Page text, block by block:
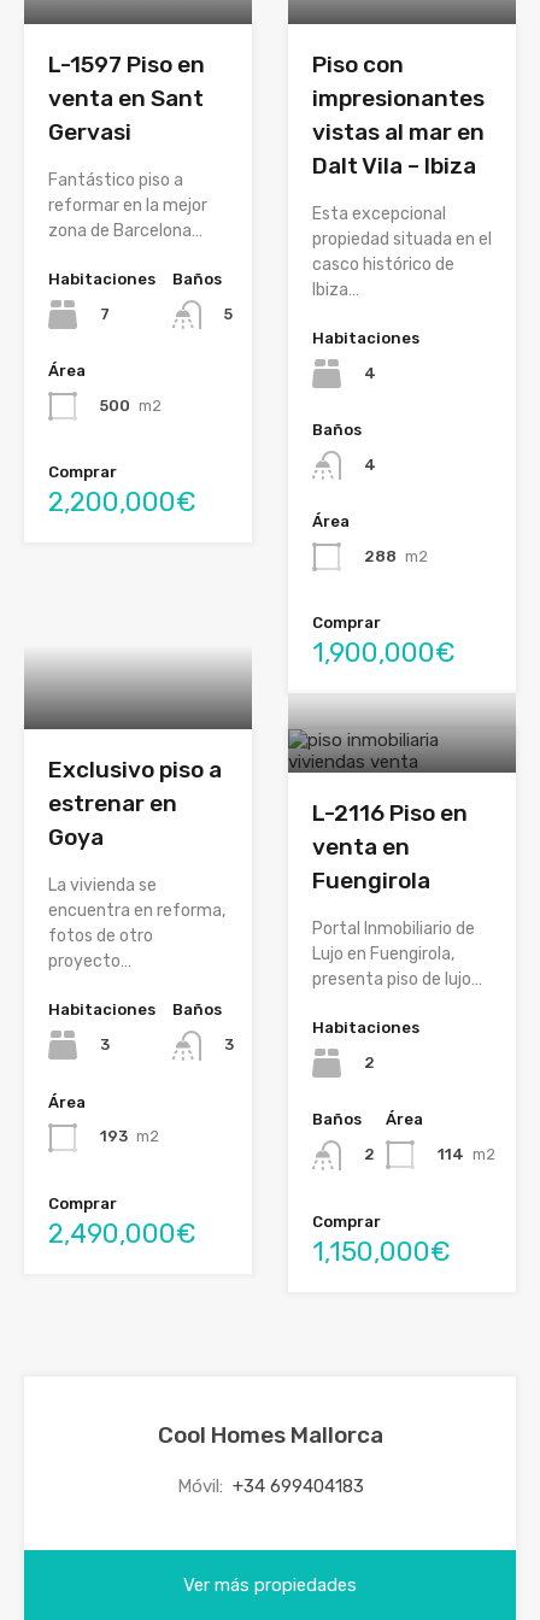
L-1597 Piso en
venta en Sant
Gervasi
Fantástico piso a
reformar en la mejor
zona de Barcelona…
Habitaciones
7
Baños
5
Área
500 m2
Comprar
2,200,000€
Piso con
impresionantes
vistas al mar en
Dalt Vila – Ibiza
Esta excepcional
propiedad situada en el
casco histórico de
Ibiza…
Habitaciones
4
Baños
4
Área
288 m2
Comprar
1,900,000€
Exclusivo piso a
estrenar en
Goya
La vivienda se
encuentra en reforma,
fotos de otro
proyecto…
Habitaciones
3
Baños
3
Área
193 m2
Comprar
2,490,000€
L-2116 Piso en
venta en
Fuengirola
Portal Inmobiliario de
Lujo en Fuengirola,
presenta piso de lujo…
Habitaciones
2
Baños
2
Área
114 m2
Comprar
1,150,000€
Cool Homes Mallorca
Móvil: +34 699404183
Ver más propiedades